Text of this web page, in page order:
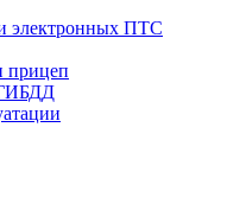
электронных ПТС
прицеп
ГИБДД